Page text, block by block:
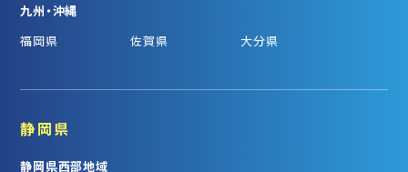
九州・沖縄
福岡県
佐賀県 大分県
静岡県
静岡県西部地域